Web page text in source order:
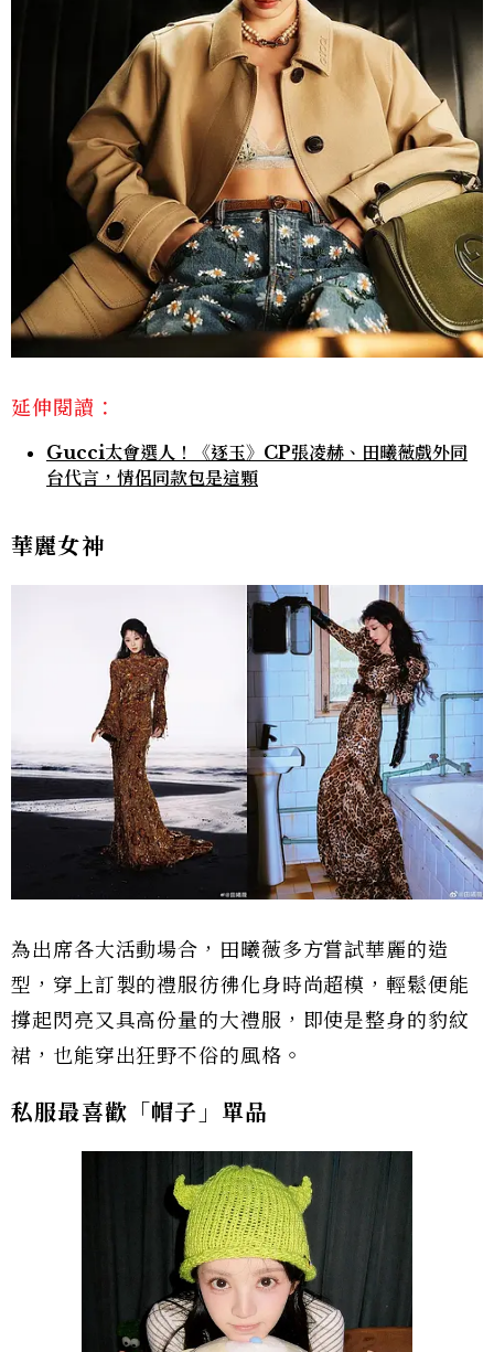
延伸閱讀：
Gucci太會選人！《逐玉》CP張凌赫、田曦薇戲外同
台代言，情侶同款包是這顆
華麗女神
為出席各大活動場合，田曦薇多方嘗試華麗的造
型，穿上訂製的禮服彷彿化身時尚超模，輕鬆便能
撐起閃亮又具高份量的大禮服，即使是整身的豹紋
裙，也能穿出狂野不俗的風格。
私服最喜歡「帽子」單品